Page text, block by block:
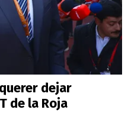
dejar
de la Roja